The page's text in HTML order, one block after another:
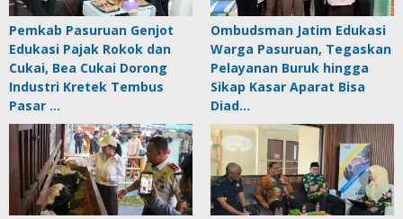
Pemkab Pasuruan Genjot
Edukasi Pajak Rokok dan
Cukai, Bea Cukai Dorong
Industri Kretek Tembus
Pasar …
Ombudsman Jatim Edukasi
Warga Pasuruan, Tegaskan
Pelayanan Buruk hingga
Sikap Kasar Aparat Bisa
Diad…